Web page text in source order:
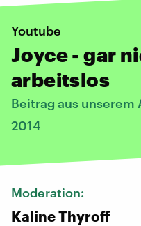
Youtube
Joyce - gar
arbeitslos
Beitrag aus unserem
2014
Moderation:
Kaline Thyroff